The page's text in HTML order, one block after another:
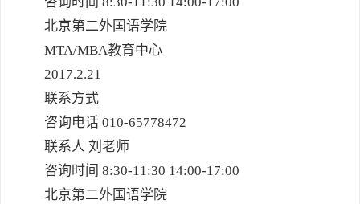
北京第二外国语学院
MTA/MBA教育中心
2017.2.21
联系方式
咨询电话 010-65778472
联系人 刘老师
咨询时间 8:30-11:30 14:00-17:00
北京第二外国语学院